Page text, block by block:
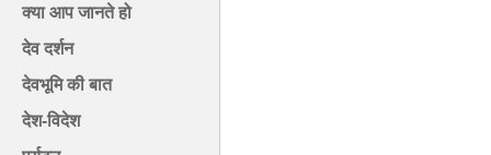
क्या आप जानते हो
देव दर्शन
देवभूमि की बात
देश-विदेश